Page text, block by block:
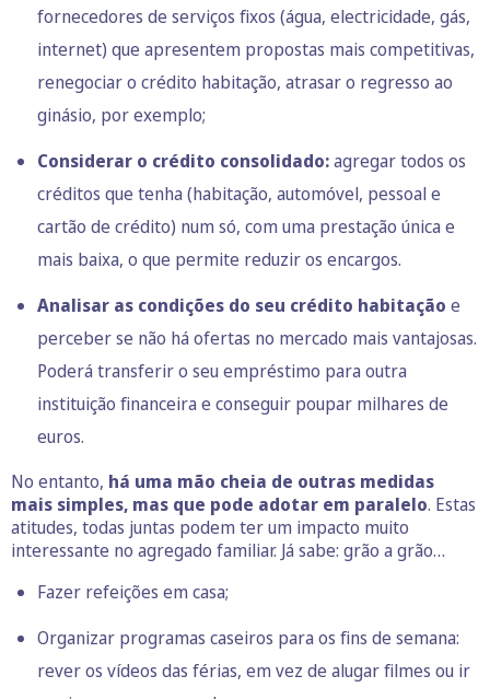
fornecedores de serviços fixos (água, electricidade, gás,
internet) que apresentem propostas mais competitivas,
renegociar o crédito habitação, atrasar o regresso ao
ginásio, por exemplo;
Considerar o crédito consolidado:agregar todos os
créditos que tenha (habitação, automóvel, pessoal e
cartão de crédito) num só, com uma prestação única e
mais baixa, o que permite reduzir os encargos.
Analisar as condições do seu crédito habitação e
perceber se não há ofertas no mercado mais vantajosas.
Poderá transferir o seu empréstimo para outra
instituição financeira e conseguir poupar milhares de
euros.
No entanto, há uma mão cheia de outras medidas
mais simples, mas que pode adotar em paralelo. Estas
atitudes, todas juntas podem ter um impacto muito
interessante no agregado familiar. Já sabe: grão a grão…
Fazer refeições em casa;
Organizar programas caseiros para os fins de semana:
rever os vídeos das férias, em vez de alugar filmes ou ir